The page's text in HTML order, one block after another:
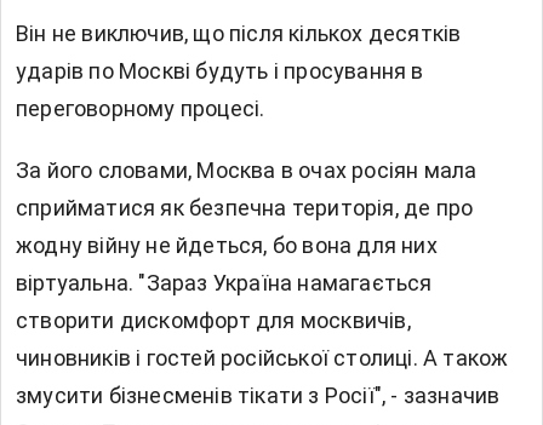
Він не виключив, що після кількох десятків
ударів по Москві будуть і просування в
переговорному процесі.
За його словами, Москва в очах росіян мала
сприйматися як безпечна територія, де про
жодну війну не йдеться, бо вона для них
віртуальна. "Зараз Україна намагається
створити дискомфорт для москвичів,
чиновників і гостей російської столиці. А також
змусити бізнесменів тікати з Росії", - зазначив